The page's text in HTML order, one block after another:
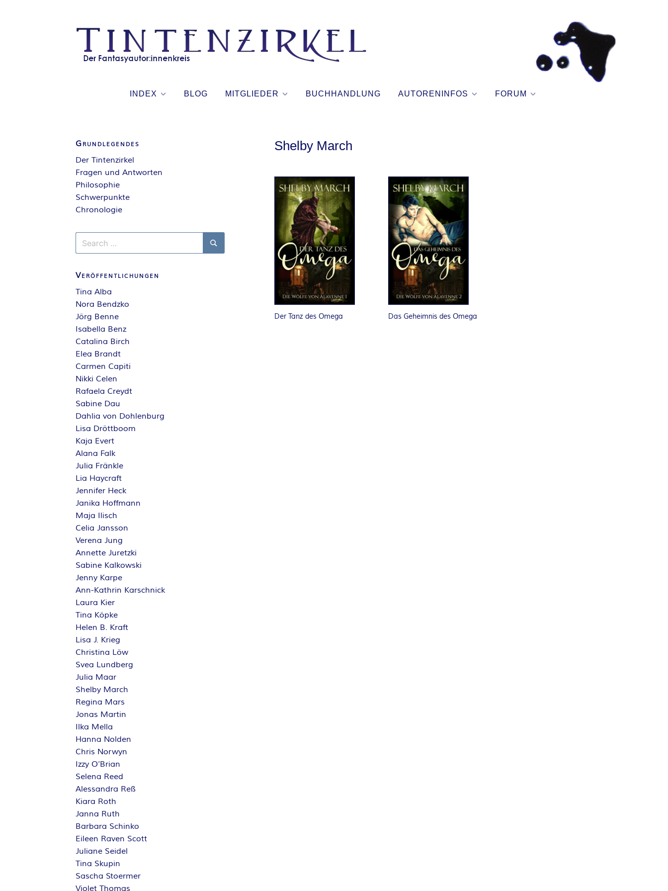
N
N
Z
R
K
E
L
INDEX BLOG MITGLIEDER BUCHHANDLUNG AUTORENINFOS FORUM
Shelby March
Der Tanz des Omega Das Geheimnis des Omega
Grundlegendes
Der Tintenzirkel
Fragen und Antworten
Philosophie
Schwerpunkte
Chronologie
Search
for:
Search
Veröffentlichungen
Tina Alba
Nora Bendzko
Jörg Benne
Isabella Benz
Catalina Birch
Elea Brandt
Carmen Capiti
Nikki Celen
Rafaela Creydt
Sabine Dau
Dahlia von Dohlenburg
Lisa Dröttboom
Kaja Evert
Alana Falk
Julia Fränkle
Lia Haycraft
Jennifer Heck
Janika Hoffmann
Maja Ilisch
Celia Jansson
Verena Jung
Annette Juretzki
Sabine Kalkowski
Jenny Karpe
Ann-Kathrin Karschnick
Laura Kier
Tina Köpke
Helen B. Kraft
Lisa J. Krieg
Christina Löw
Svea Lundberg
Julia Maar
Shelby March
Regina Mars
Jonas Martin
Ilka Mella
Hanna Nolden
Chris Norwyn
Izzy O’Brian
Selena Reed
Alessandra Reß
Kiara Roth
Janna Ruth
Barbara Schinko
Eileen Raven Scott
Juliane Seidel
Tina Skupin
Sascha Stoermer
Violet Thomas